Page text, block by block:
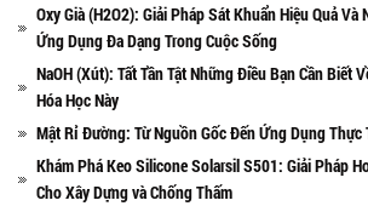
Oxy Già (H2O2): Giải Pháp Sát Khuẩn Hiệu Quả Và
Ứng Dụng Đa Dạng Trong Cuộc Sống
NaOH (Xút): Tất Tần Tật Những Điều Bạn Cần Biết
Hóa Học Này
Mật Rỉ Đường: Từ Nguồn Gốc Đến Ứng Dụng Thực
Khám Phá Keo Silicone Solarsil S501: Giải Pháp
Cho Xây Dựng và Chống Thấm